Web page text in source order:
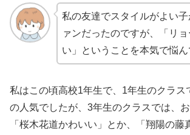
私の友達でスタイルがよい
ァンだったのですが、「リ
い」ということを本気で悩ん
私はこの頃高校1年生で、1年生のクラス
の人気でしたが、3年生のクラスでは、
「桜木花道かわいい」とか、「翔陽の藤